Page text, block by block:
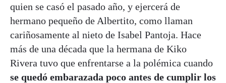
quien se casó el pasado año, y ejercerá de
hermano pequeño de Albertito, como llaman
cariñosamente al nieto de Isabel Pantoja. Hace
más de una década que la hermana de Kiko
Rivera tuvo que enfrentarse a la polémica cuando
se quedó embarazada poco antes de cumplir los